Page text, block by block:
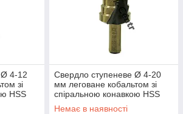
Ø 4-12
зі
HSS
Свердло ступеневе Ø 4-20
мм леговане кобальтом зі
спіральною конавкою HSS
Co5 (Р6М5К5)
Немає в наявності